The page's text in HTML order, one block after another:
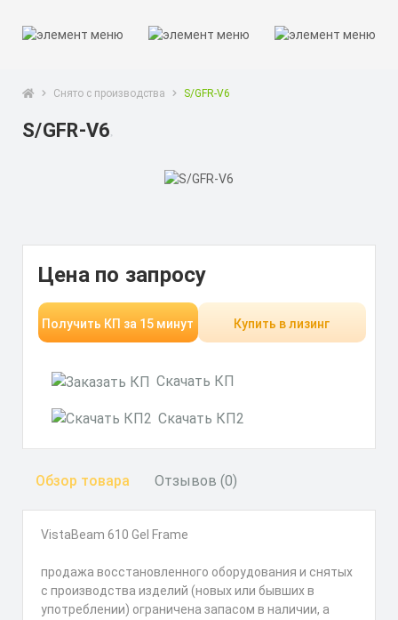
Снято с производства S/GFR-V6
S/GFR-V6
Цена по запросу
Получить КП за 15 минут Купить в лизинг
Скачать КП
Скачать КП2
Обзор товара Отзывов (0)
VistaBeam 610 Gel Frame
продажа восстановленного оборудования и снятых
с производства изделий (новых или бывших в
употреблении) ограничена запасом в наличии, а